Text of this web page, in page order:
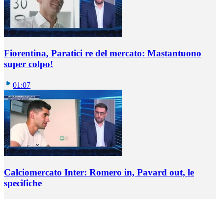
Fiorentina, Paratici re del mercato: Mastantuono
super colpo!
01:07
Calciomercato Inter: Romero in, Pavard out, le
specifiche